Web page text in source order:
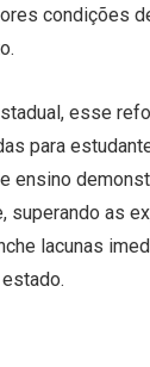
condições
esse
para
ensino
superando as
lacunas